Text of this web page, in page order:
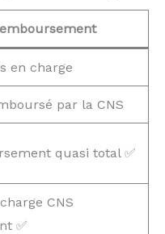
en charge
par la CNS
quasi total ✅
CNS
✅